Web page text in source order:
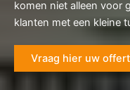
komen niet alleen voor
klanten met een kleine
Vraag hier uw